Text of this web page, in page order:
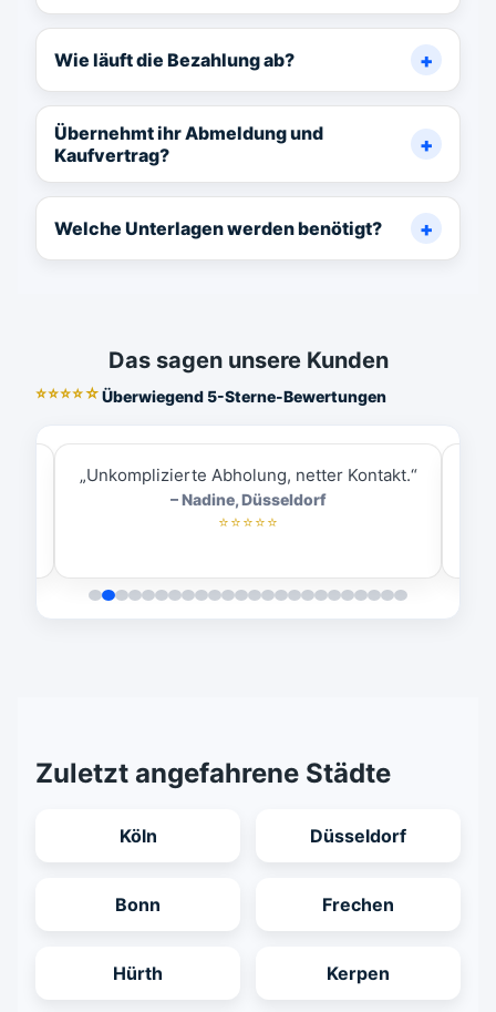
Wie läuft die Bezahlung ab?
Übernehmt ihr Abmeldung und
Kaufvertrag?
Welche Unterlagen werden benötigt?
Das sagen unsere Kunden
⭐⭐⭐⭐☆Überwiegend 5-Sterne-Bewertungen
„Unkomplizierte Abholung, netter Kontakt.“
– Nadine, Düsseldorf
⭐⭐⭐⭐⭐
Zuletzt angefahrene Städte
Köln Düsseldorf
Bonn Frechen
Hürth Kerpen